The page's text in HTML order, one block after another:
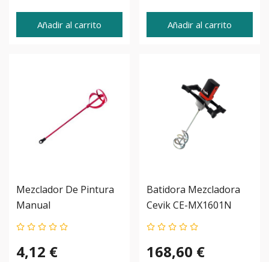
Añadir al carrito Añadir al carrito
Mezclador De Pintura
Manual
4,12 €
Batidora Mezcladora
Cevik CE-MX1601N
168,60 €